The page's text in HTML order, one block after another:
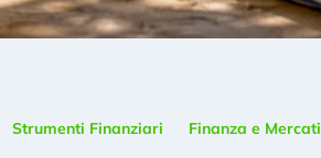
Strumenti Finanziari Finanza e Mercati